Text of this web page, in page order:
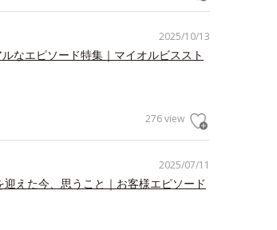
2025/10/13
なエピソード特集｜マイオルビススト
276 view
2025/07/11
えた今、思うこと｜お客様エピソード